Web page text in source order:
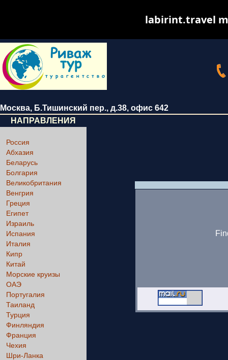
Москва, Б.Тишинский пер., д.38, офис 642
НАПРАВЛЕНИЯ
Россия
Абхазия
Беларусь
Болгария
Великобритания
Венгрия
Греция
Египет
Израиль
Испания
Италия
Кипр
Китай
Морские круизы
ОАЭ
Португалия
Таиланд
Турция
Финляндия
Франция
Чехия
Шри-Ланка
labirint.travel